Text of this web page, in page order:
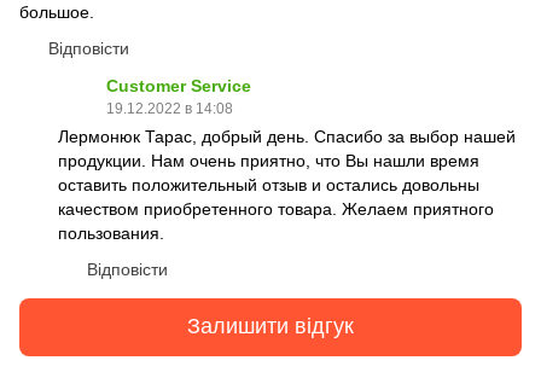
большое.
Відповісти
Customer Service
19.12.2022 в 14:08
Лермонюк Тарас, добрый день. Спасибо за выбор нашей
продукции. Нам очень приятно, что Вы нашли время
оставить положительный отзыв и остались довольны
качеством приобретенного товара. Желаем приятного
пользования.
Відповісти
Залишити відгук